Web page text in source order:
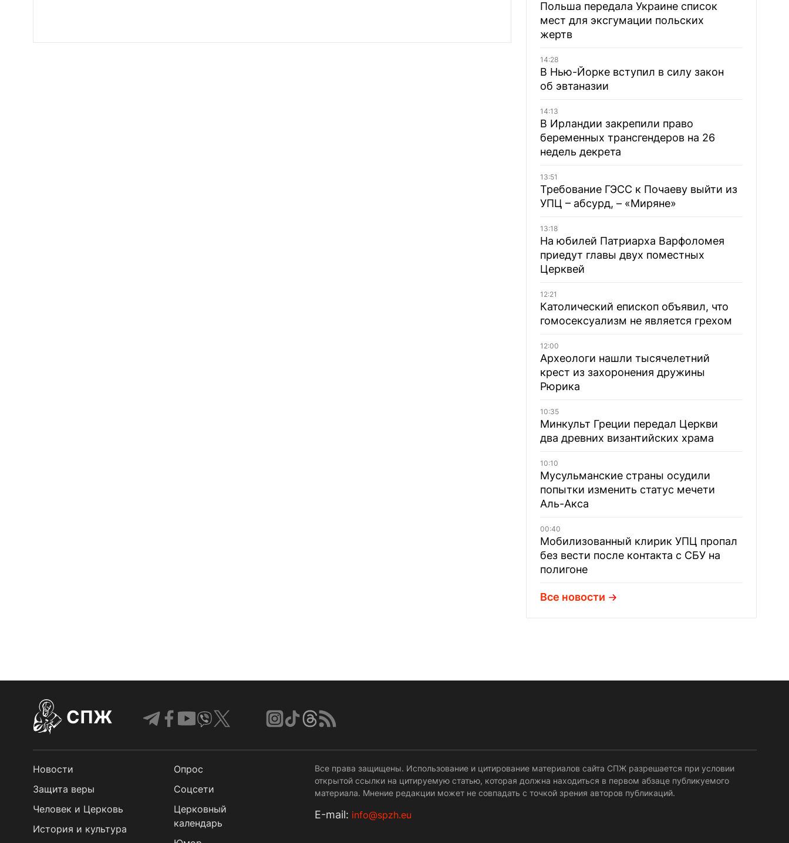
Польша передала Украине список
мест для эксгумации польских
жертв
14:28
В Нью-Йорке вступил в силу закон
об эвтаназии
14:13
В Ирландии закрепили право
беременных трансгендеров на 26
недель декрета
13:51
Требование ГЭСС к Почаеву выйти из
УПЦ – абсурд, – «Миряне»
13:18
На юбилей Патриарха Варфоломея
приедут главы двух поместных
Церквей
12:21
Католический епископ объявил, что
гомосексуализм не является грехом
12:00
Археологи нашли тысячелетний
крест из захоронения дружины
Рюрика
10:35
Минкульт Греции передал Церкви
два древних византийских храма
10:10
Мусульманские страны осудили
попытки изменить статус мечети
Аль-Акса
00:40
Мобилизованный клирик УПЦ пропал
без вести после контакта с СБУ на
полигоне
Все новости
СПЖ
Новости
Защита веры
Человек и Церковь
История и культура
Опрос
Cоцсети
Церковный
календарь
Все права защищены. Использование и цитирование материалов сайта СПЖ разрешается при условии
открытой ссылки на цитируемую статью, которая должна находиться в первом абзаце публикуемого
материала. Мнение редакции может не совпадать с точкой зрения авторов публикаций.
Е-mail: info@spzh.eu